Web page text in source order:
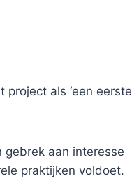
als ‘een eerste
gebrek aan interesse
praktijken voldoet.